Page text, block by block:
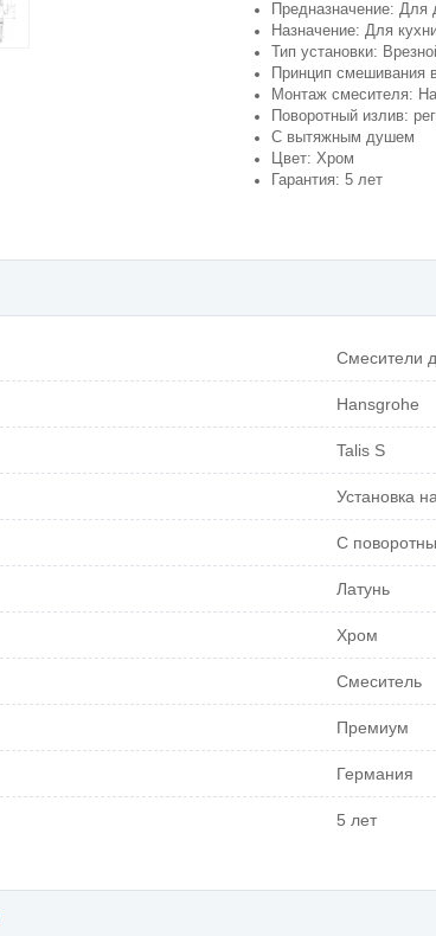
Предназначение: Для
Назначение: Для
Тип установки:
Принцип
Монтаж смесителя:
Поворотный излив:
C вытяжным душем
Цвет: Хром
Гарантия: 5 лет
Смесители
Hansgrohe
Talis S
Установка
С
Латунь
Хром
Смеситель
Премиум
Германия
5 лет